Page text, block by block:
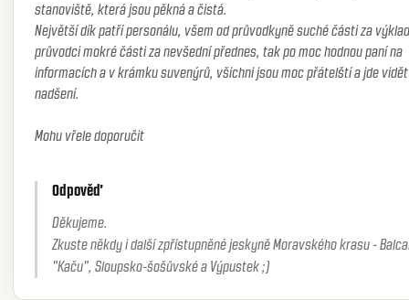
stanoviště, která jsou pěkná a čistá.
Největší dík patří personálu, všem od průvodkyně suché části za
průvodci mokré části za nevšední přednes, tak po moc hodnou paní na
informacích a v krámku suvenýrů, všichni jsou moc přátelští a jde
nadšení.
Mohu vřele doporučit
Odpověď
Děkujeme.
Zkuste někdy i další zpřístupněné jeskyně Moravského krasu -
"Kaču", Sloupsko-šošůvské a Výpustek ;)